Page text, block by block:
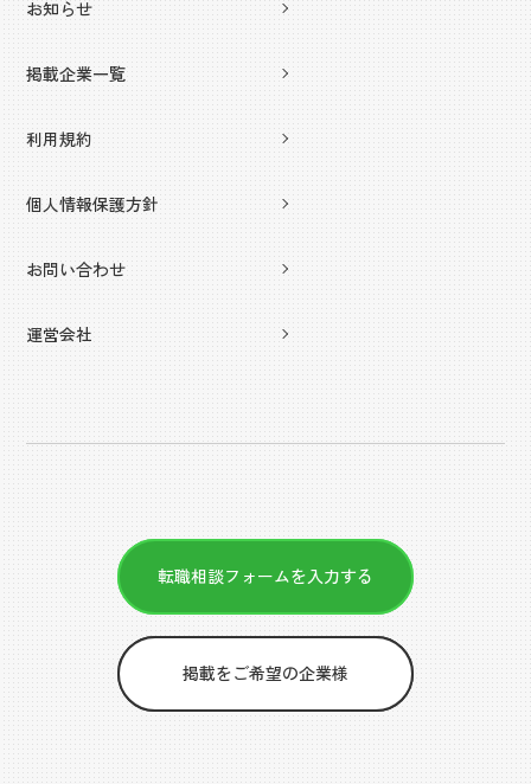
お知らせ
掲載企業一覧
利用規約
個人情報保護方針
お問い合わせ
運営会社
転職相談フォームを入力する
掲載をご希望の企業様